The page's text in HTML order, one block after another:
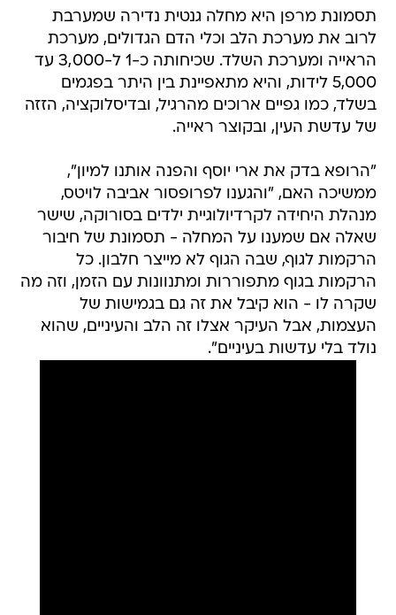
תסמונת מרפן היא מחלה גנטית נדירה שמערבת
לרוב את מערכת הלב וכלי הדם הגדולים, מערכת
הראייה ומערכת השלד. שכיחותה כ-1 ל-3,000 עד
5,000 לידות, והיא מתאפיינת בין היתר בפגמים
בשלד, כמו גפיים ארוכים מהרגיל, ובדיסלוקציה, הזזה
של עדשת העין, ובקוצר ראייה.
"הרופא בדק את ארי יוסף והפנה אותנו למיון",
ממשיכה האם, "והגענו לפרופסור אביבה לויטס,
מנהלת היחידה לקרדיולוגיית ילדים בסורוקה, שישר
שאלה אם שמענו על המחלה - תסמונת של חיבור
הרקמות לגוף, שבה הגוף לא מייצר חלבון. כל
הרקמות בגוף מתפוררות ומתנוונות עם הזמן, וזה מה
שקרה לו - הוא קיבל את זה גם בגמישות של
העצמות, אבל העיקר אצלו זה הלב והעיניים, שהוא
נולד בלי עדשות בעיניים".